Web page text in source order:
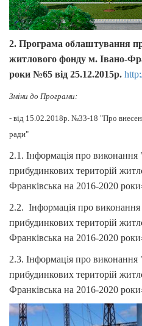
2. Програма облаштування
житлового фонду м. Івано-
роки №65 від 25.12.2015р.
Зміни до Програми:
- від 15.02.2018р. №33-18 "Про
ради"
2.1. Інформація про
прибудинкових територій
Франківська на 2016-2020
2.2. Інформація про
прибудинкових територій
Франківська на 2016-2020
2.3. Інформація про
прибудинкових територій
Франківська на 2016-2020